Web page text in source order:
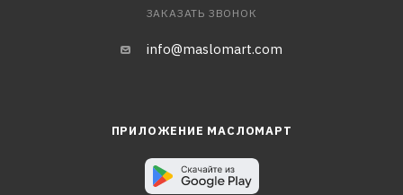
ЗАКАЗАТЬ ЗВОНОК
info@maslomart.com
ПРИЛОЖЕНИЕ МАСЛОМАРТ